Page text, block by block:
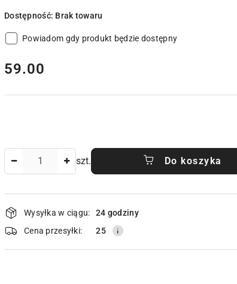
Dostępność: Brak towaru
Powiadom gdy produkt będzie dostępny
cena:
59.00
szt. Do koszyka
Dostępność
i
dostawa
Wysyłka w ciągu:
24 godziny
Cena przesyłki:
25